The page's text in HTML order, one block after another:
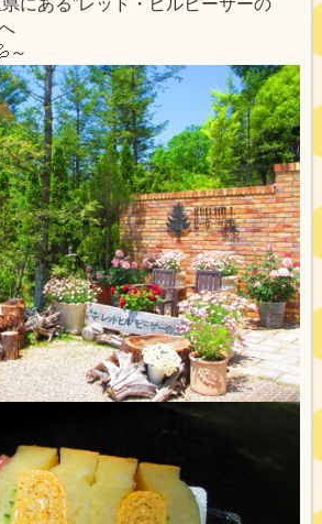
にある”レッド・ヒルヒーサーの
～